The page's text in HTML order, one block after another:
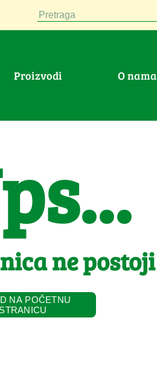
Pretraga
Proizvodi O nama
ne postoji
NA POČETNU
STRANICU